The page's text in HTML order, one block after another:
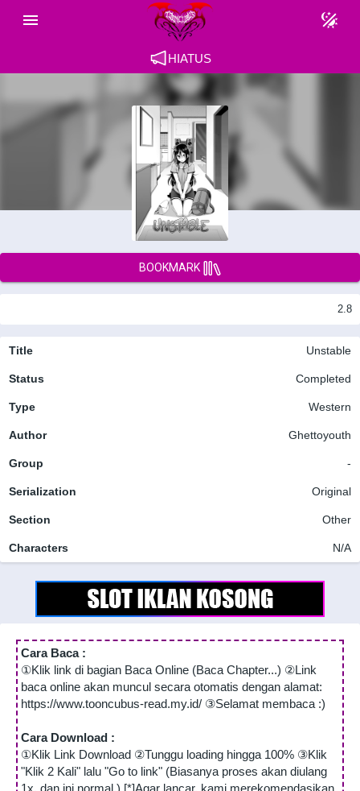
HIATUS
BOOKMARK
2.8
Title Unstable
Status Completed
Type Western
Author Ghettoyouth
Group -
Serialization Original
Section Other
Characters N/A
Cara Baca :
①Klik link di bagian Baca Online (Baca Chapter...) ②Link
baca online akan muncul secara otomatis dengan alamat:
https://www.tooncubus-read.my.id/ ③Selamat membaca :)
Cara Download :
①Klik Link Download ②Tunggu loading hingga 100% ③Klik
"Klik 2 Kali" lalu "Go to link" (Biasanya proses akan diulang
1x, dan ini normal.) [*]Agar lancar, kami merekomendasikan